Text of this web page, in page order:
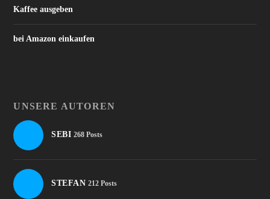
Kaffee ausgeben
bei Amazon einkaufen
UNSERE AUTOREN
SEBI 268 Posts
STEFAN 212 Posts